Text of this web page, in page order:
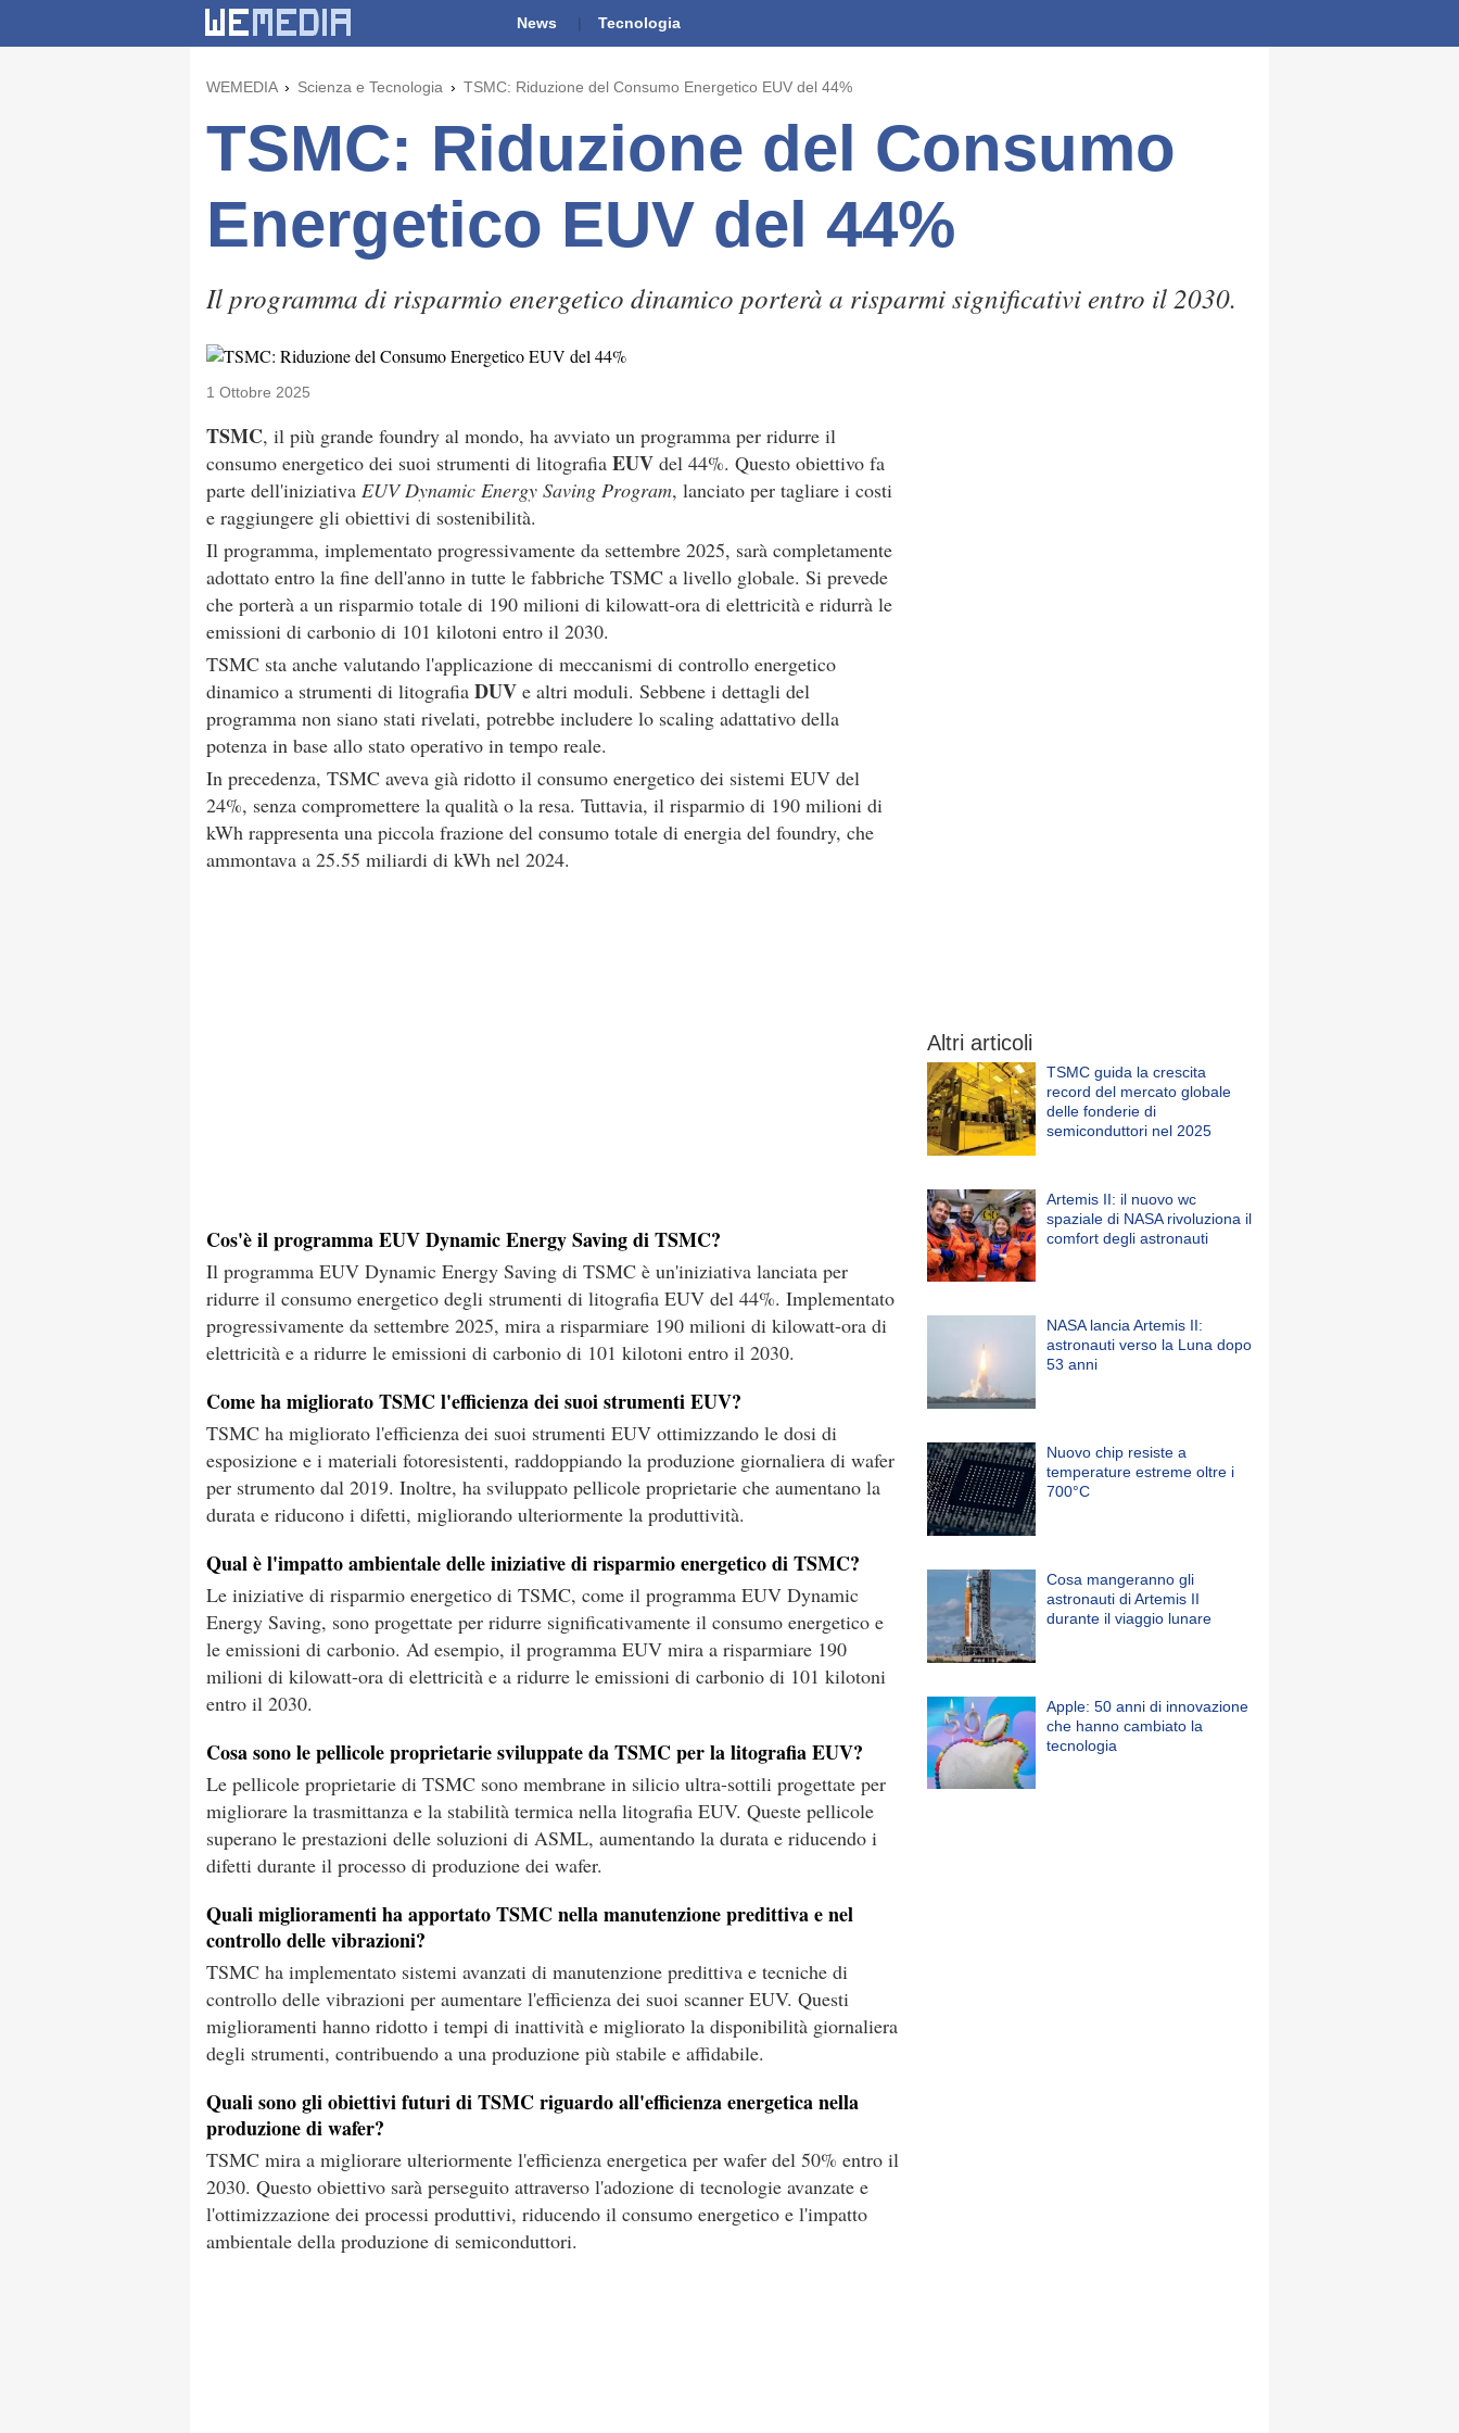
News Tecnologia
WEMEDIA Scienza e Tecnologia TSMC: Riduzione del Consumo Energetico EUV del 44%
TSMC: Riduzione del Consumo
Energetico EUV del 44%
Il programma di risparmio energetico dinamico porterà a risparmi significativi entro il 2030.
1 Ottobre 2025
TSMC, il più grande foundry al mondo, ha avviato un programma per ridurre il
consumo energetico dei suoi strumenti di litografia EUV del 44%. Questo obiettivo fa
parte dell'iniziativa EUV Dynamic Energy Saving Program, lanciato per tagliare i costi
e raggiungere gli obiettivi di sostenibilità.
Il programma, implementato progressivamente da settembre 2025, sarà completamente
adottato entro la fine dell'anno in tutte le fabbriche TSMC a livello globale. Si prevede
che porterà a un risparmio totale di 190 milioni di kilowatt-ora di elettricità e ridurrà le
emissioni di carbonio di 101 kilotoni entro il 2030.
TSMC sta anche valutando l'applicazione di meccanismi di controllo energetico
dinamico a strumenti di litografia DUV e altri moduli. Sebbene i dettagli del
programma non siano stati rivelati, potrebbe includere lo scaling adattativo della
potenza in base allo stato operativo in tempo reale.
In precedenza, TSMC aveva già ridotto il consumo energetico dei sistemi EUV del
24%, senza compromettere la qualità o la resa. Tuttavia, il risparmio di 190 milioni di
kWh rappresenta una piccola frazione del consumo totale di energia del foundry, che
ammontava a 25.55 miliardi di kWh nel 2024.
Cos'è il programma EUV Dynamic Energy Saving di TSMC?
Il programma EUV Dynamic Energy Saving di TSMC è un'iniziativa lanciata per
ridurre il consumo energetico degli strumenti di litografia EUV del 44%. Implementato
progressivamente da settembre 2025, mira a risparmiare 190 milioni di kilowatt-ora di
elettricità e a ridurre le emissioni di carbonio di 101 kilotoni entro il 2030.
Come ha migliorato TSMC l'efficienza dei suoi strumenti EUV?
TSMC ha migliorato l'efficienza dei suoi strumenti EUV ottimizzando le dosi di
esposizione e i materiali fotoresistenti, raddoppiando la produzione giornaliera di wafer
per strumento dal 2019. Inoltre, ha sviluppato pellicole proprietarie che aumentano la
durata e riducono i difetti, migliorando ulteriormente la produttività.
Qual è l'impatto ambientale delle iniziative di risparmio energetico di TSMC?
Le iniziative di risparmio energetico di TSMC, come il programma EUV Dynamic
Energy Saving, sono progettate per ridurre significativamente il consumo energetico e
le emissioni di carbonio. Ad esempio, il programma EUV mira a risparmiare 190
milioni di kilowatt-ora di elettricità e a ridurre le emissioni di carbonio di 101 kilotoni
entro il 2030.
Cosa sono le pellicole proprietarie sviluppate da TSMC per la litografia EUV?
Le pellicole proprietarie di TSMC sono membrane in silicio ultra-sottili progettate per
migliorare la trasmittanza e la stabilità termica nella litografia EUV. Queste pellicole
superano le prestazioni delle soluzioni di ASML, aumentando la durata e riducendo i
difetti durante il processo di produzione dei wafer.
Quali miglioramenti ha apportato TSMC nella manutenzione predittiva e nel
controllo delle vibrazioni?
TSMC ha implementato sistemi avanzati di manutenzione predittiva e tecniche di
controllo delle vibrazioni per aumentare l'efficienza dei suoi scanner EUV. Questi
miglioramenti hanno ridotto i tempi di inattività e migliorato la disponibilità giornaliera
degli strumenti, contribuendo a una produzione più stabile e affidabile.
Quali sono gli obiettivi futuri di TSMC riguardo all'efficienza energetica nella
produzione di wafer?
TSMC mira a migliorare ulteriormente l'efficienza energetica per wafer del 50% entro il
2030. Questo obiettivo sarà perseguito attraverso l'adozione di tecnologie avanzate e
l'ottimizzazione dei processi produttivi, riducendo il consumo energetico e l'impatto
ambientale della produzione di semiconduttori.
Altri articoli
TSMC guida la crescita
record del mercato globale
delle fonderie di
semiconduttori nel 2025
Artemis II: il nuovo wc
spaziale di NASA rivoluziona il
comfort degli astronauti
NASA lancia Artemis II:
astronauti verso la Luna dopo
53 anni
Nuovo chip resiste a
temperature estreme oltre i
700°C
Cosa mangeranno gli
astronauti di Artemis II
durante il viaggio lunare
Apple: 50 anni di innovazione
che hanno cambiato la
tecnologia